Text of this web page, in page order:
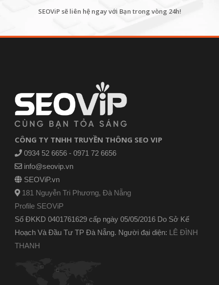
SEOViP sẽ liên hệ ngay với Bạn trong vòng 24h!
CÔNG TY TNHH TRUYỀN THÔNG SEO VIP
0934 52 6656 - 0971 72 6656
info@seovip.vn
SEOViP.vn
181 Nguyễn Tri Phương, Đà Nẵng
Profile SEOViP
Số ĐKKD 0401761629 cấp ngày 05/05/2016 Do Sở Kế
Hoạch Và Đầu Tư TP Đà Nẵng. Người đại diện: LÊ ĐÌNH
THANH